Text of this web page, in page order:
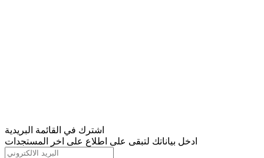
اشترك في القائمة البريدية
ادخل بياناتك لتبقى على اطلاع على اخر المستجدات